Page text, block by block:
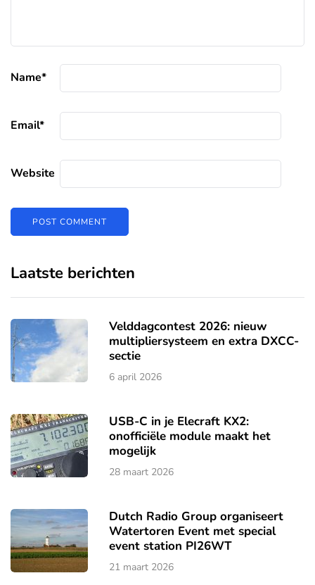
Name*
Email*
Website
Laatste berichten
Velddagcontest 2026: nieuw
multipliersysteem en extra DXCC-
sectie
6 april 2026
USB-C in je Elecraft KX2:
onofficiële module maakt het
mogelijk
28 maart 2026
Dutch Radio Group organiseert
Watertoren Event met special
event station PI26WT
21 maart 2026